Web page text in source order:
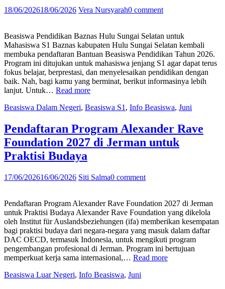
18/06/202618/06/2026 Vera Nursyarah0 comment
Beasiswa Pendidikan Baznas Hulu Sungai Selatan untuk
Mahasiswa S1 Baznas kabupaten Hulu Sungai Selatan kembali
membuka pendaftaran Bantuan Beasiswa Pendidikan Tahun 2026.
Program ini ditujukan untuk mahasiswa jenjang S1 agar dapat terus
fokus belajar, berprestasi, dan menyelesaikan pendidikan dengan
baik. Nah, bagi kamu yang berminat, berikut informasinya lebih
lanjut. Untuk… Read more“Beasiswa
Baznas
Sungai
Selatan
untuk
Beasiswa Dalam Negeri, Beasiswa S1 , Info Beasiswa, Juni
Pendaftaran Program Alexander Rave
Foundation 2027 di Jerman untuk
Praktisi Budaya
17/06/202616/06/2026 Siti Salma0 comment
Pendaftaran Program Alexander Rave Foundation 2027 di Jerman
untuk Praktisi Budaya Alexander Rave Foundation yang dikelola
oleh Institut für Auslandsbeziehungen (ifa) memberikan kesempatan
bagi praktisi budaya dari negara-negara yang masuk dalam daftar
DAC OECD, termasuk Indonesia, untuk mengikuti program
pengembangan profesional di Jerman. Program ini bertujuan
memperkuat kerja sama internasional,… Read more“Pendaftaran
Beasiswa Luar Negeri, Info Beasiswa, Juni